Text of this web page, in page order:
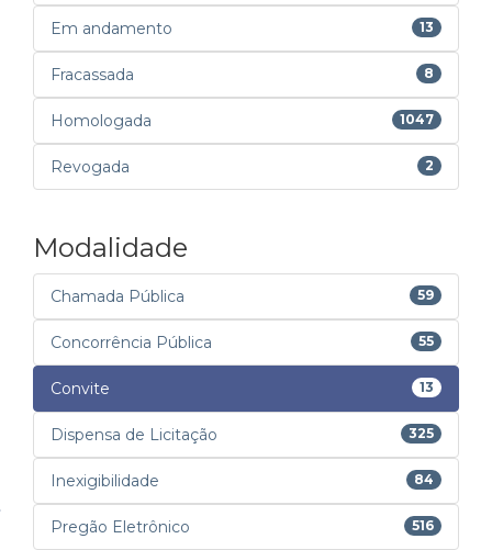
Em andamento 13
Fracassada 8
Homologada 1047
Revogada 2
Modalidade
Chamada Pública 59
Concorrência Pública 55
Convite 13
Dispensa de Licitação 325
Inexigibilidade 84
Pregão Eletrônico 516